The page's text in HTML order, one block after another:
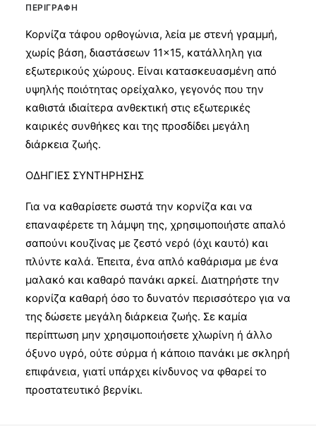
ΠΕΡΙΓΡΑΦΉ
Κορνίζα τάφου ορθογώνια, λεία με στενή γραμμή,
χωρίς βάση, διαστάσεων 11×15, κατάλληλη για
εξωτερικούς χώρους. Είναι κατασκευασμένη από
υψηλής ποιότητας ορείχαλκο, γεγονός που την
καθιστά ιδιαίτερα ανθεκτική στις εξωτερικές
καιρικές συνθήκες και της προσδίδει μεγάλη
διάρκεια ζωής.
ΟΔΗΓΙΕΣ ΣΥΝΤΗΡΗΣΗΣ
Για να καθαρίσετε σωστά την κορνίζα και να
επαναφέρετε τη λάμψη της, χρησιμοποιήστε απαλό
σαπούνι κουζίνας με ζεστό νερό (όχι καυτό) και
πλύντε καλά. Έπειτα, ένα απλό καθάρισμα με ένα
μαλακό και καθαρό πανάκι αρκεί. Διατηρήστε την
κορνίζα καθαρή όσο το δυνατόν περισσότερο για να
της δώσετε μεγάλη διάρκεια ζωής. Σε καμία
περίπτωση μην χρησιμοποιήσετε χλωρίνη ή άλλο
όξυνο υγρό, ούτε σύρμα ή κάποιο πανάκι με σκληρή
επιφάνεια, γιατί υπάρχει κίνδυνος να φθαρεί το
προστατευτικό βερνίκι.